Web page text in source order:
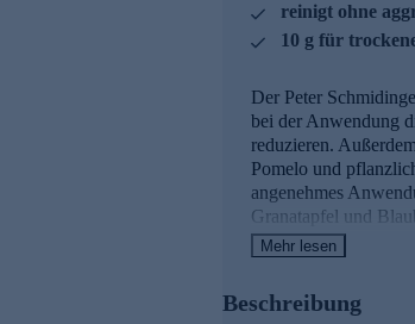
reinigt ohne
10 g für
Der Peter
bei der Anwendung
reduzieren.
Pomelo und
angenehmes
Granatapfel und
Pomelo-Extrakt
Mehr lesen
Beschreibung